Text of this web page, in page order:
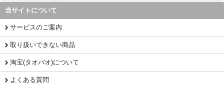
当サイトについて
サービスのご案内
取り扱いできない商品
淘宝(タオバオ)について
よくある質問